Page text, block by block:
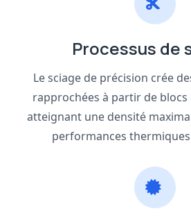
Processus de
Le sciage de précision crée
rapprochées à partir de blocs
atteignant une densité
performances